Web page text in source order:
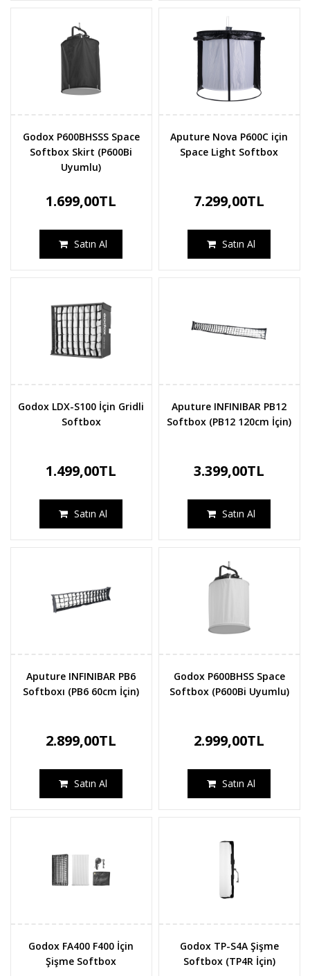
Godox P600BHSSS Space
Softbox Skirt (P600Bi
Uyumlu)
1.699,00TL
Satın Al
Aputure Nova P600C için
Space Light Softbox
7.299,00TL
Satın Al
Godox LDX-S100 İçin Gridli
Softbox
1.499,00TL
Satın Al
Aputure INFINIBAR PB12
Softbox (PB12 120cm İçin)
3.399,00TL
Satın Al
Aputure INFINIBAR PB6
Softboxı (PB6 60cm İçin)
2.899,00TL
Satın Al
Godox P600BHSS Space
Softbox (P600Bi Uyumlu)
2.999,00TL
Satın Al
Godox FA400 F400 İçin
Şişme Softbox
Godox TP-S4A Şişme
Softbox (TP4R İçin)